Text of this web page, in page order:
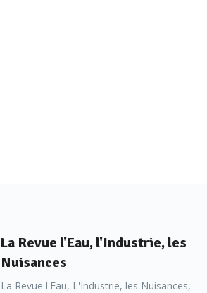
La Revue l'Eau, l'Industrie, les
Nuisances
La Revue l'Eau, L'Industrie, les Nuisances,